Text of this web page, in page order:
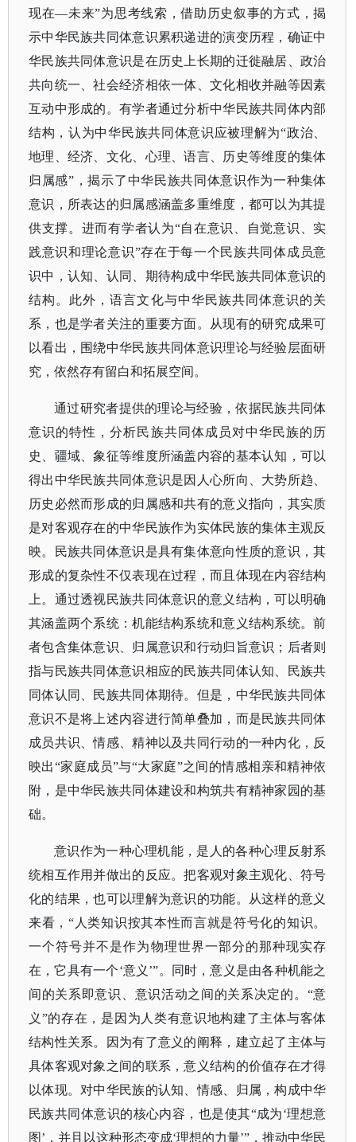
现在—未来”为思考线索，借助历史叙事的方式，揭
示中华民族共同体意识累积递进的演变历程，确证中
华民族共同体意识是在历史上长期的迁徙融居、政治
共向统一、社会经济相依一体、文化相收并融等因素
互动中形成的。有学者通过分析中华民族共同体内部
结构，认为中华民族共同体意识应被理解为“政治、
地理、经济、文化、心理、语言、历史等维度的集体
归属感”，揭示了中华民族共同体意识作为一种集体
意识，所表达的归属感涵盖多重维度，都可以为其提
供支撑。进而有学者认为“自在意识、自觉意识、实
践意识和理论意识”存在于每一个民族共同体成员意
识中，认知、认同、期待构成中华民族共同体意识的
结构。此外，语言文化与中华民族共同体意识的关
系，也是学者关注的重要方面。从现有的研究成果可
以看出，围绕中华民族共同体意识理论与经验层面研
究，依然存有留白和拓展空间。
通过研究者提供的理论与经验，依据民族共同体
意识的特性，分析民族共同体成员对中华民族的历
史、疆域、象征等维度所涵盖内容的基本认知，可以
得出中华民族共同体意识是因人心所向、大势所趋、
历史必然而形成的归属感和共有的意义指向，其实质
是对客观存在的中华民族作为实体民族的集体主观反
映。
民族共同体意识是具有集体意向性质的意识，其
形成的复杂性不仅表现在过程，而且体现在内容结构
上。通过透视民族共同体意识的意义结构，可以明确
其涵盖两个系统：机能结构系统和意义结构系统。前
者包含集体意识、归属意识和行动归旨意识；后者则
指与民族共同体意识相应的民族共同体认知、民族共
同体认同、民族共同体期待。但是， 中华民族共同体
意识不是将上述内容进行简单叠加，而是民族共同体
成员共识、情感、精神以及共同行动的一种内化，反
映出“家庭成员”与“大家庭”之间的情感相亲和精神依
附，是中华民族共同体建设和构筑共有精神家园的基
础。
意识作为一种心理机能，是人的各种心理反射系
统相互作用并做出的反应。把客观对象主观化、符号
化的结果，也可以理解为意识的功能。
从这样的意义
来看，“人类知识按其本性而言就是符号化的知识。
一个符号并不是作为物理世界一部分的那种现实存
在，它具有一个‘意义’”。同时，意义是由各种机能之
间的关系即意识、意识活动之间的关系决定的。“意
义”的存在，是因为人类有意识地构建了主体与客体
结构性关系。因为有了意义的阐释，建立起了主体与
具体客观对象之间的联系，意义结构的价值存在才得
以体现。 对中华民族的认知、情感、归属，构成中华
民族共同体意识的核心内容，也是使其“成为‘理想意
图’，并且以这种形态变成‘理想的力量’”，推动中华民